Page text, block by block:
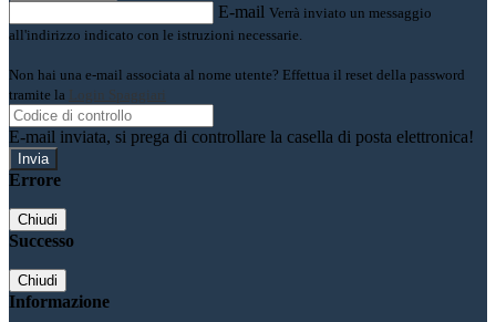
E-mail Verrà inviato un messaggio
all'indirizzo indicato con le istruzioni necessarie.
Non hai una e-mail associata al nome utente? Effettua il reset della password
tramite la Login Spaggiari
E-mail inviata, si prega di controllare la casella di posta elettronica!
Errore
Chiudi
Successo
Chiudi
Informazione